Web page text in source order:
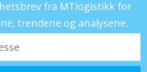
fra MTlogistikk for
trendene og analysene.